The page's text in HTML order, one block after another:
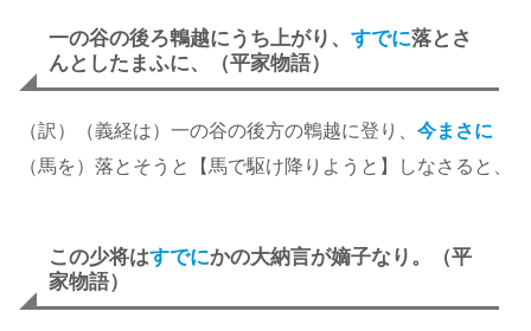
一の谷の後ろ鵯越にうち上がり、 すでに落とさ
んとしたまふに、（平家物語）
（訳）（義経は）一の谷の後方の鵯越に登り、 今まさに
（馬を）落とそうと【馬で駆け降りようと】しなさると、
この少将はすでにかの大納言が嫡子なり。（平
家物語）